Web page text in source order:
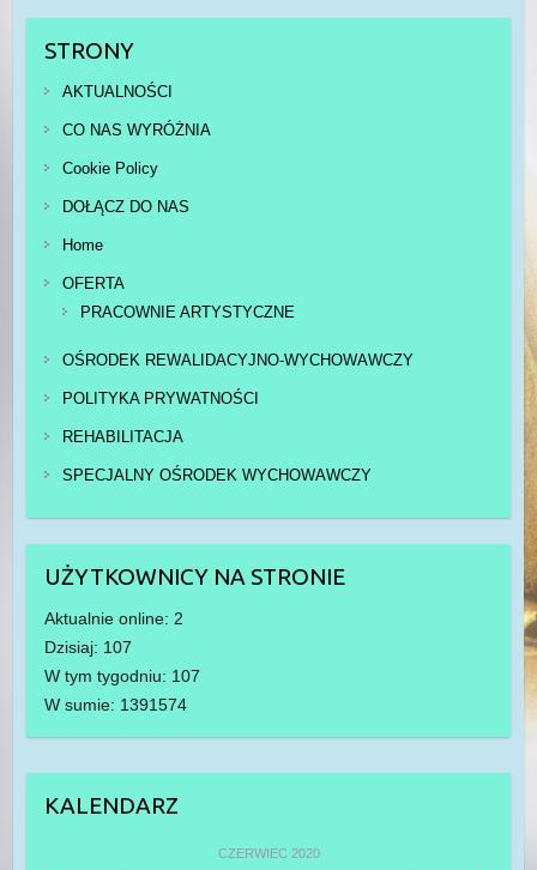
STRONY
AKTUALNOŚCI
CO NAS WYRÓŻNIA
Cookie Policy
DOŁĄCZ DO NAS
Home
OFERTA
PRACOWNIE ARTYSTYCZNE
OŚRODEK REWALIDACYJNO-WYCHOWAWCZY
POLITYKA PRYWATNOŚCI
REHABILITACJA
SPECJALNY OŚRODEK WYCHOWAWCZY
UŻYTKOWNICY NA STRONIE
Aktualnie online: 2
Dzisiaj: 107
W tym tygodniu: 107
W sumie: 1391574
KALENDARZ
CZERWIEC 2020